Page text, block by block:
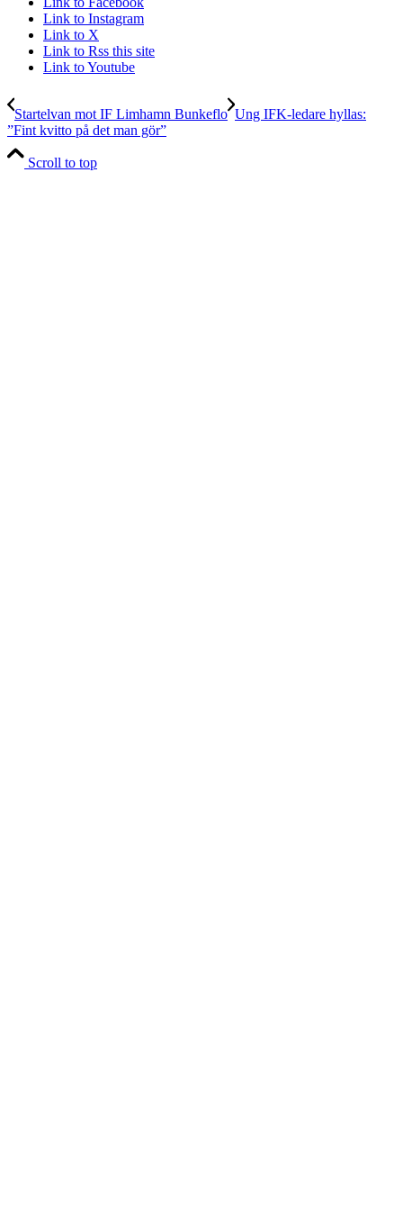
Link to Instagram
Link to X
Link to Rss this site
Link to Youtube
Startelvan mot IF Limhamn Bunkeflo Ung IFK-ledare hyllas:
”Fint kvitto på det man gör”
Scroll to top